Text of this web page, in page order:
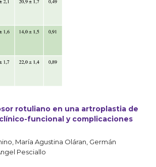
rotuliano en una artroplastia de
funcional y complicaciones
María Agustina Oláran, Germán
Pesciallo